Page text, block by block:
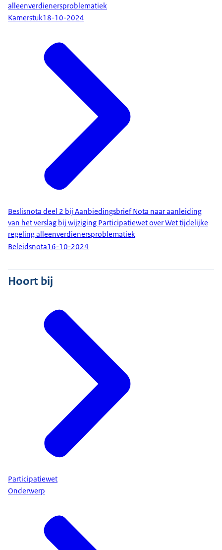
alleenverdienersproblematiek
Kamerstuk18-10-2024
Beslisnota deel 2 bij Aanbiedingsbrief Nota naar aanleiding
van het verslag bij wijziging Participatiewet over Wet tijdelijke
regeling alleenverdienersproblematiek
Beleidsnota16-10-2024
Hoort bij
Participatiewet
Onderwerp